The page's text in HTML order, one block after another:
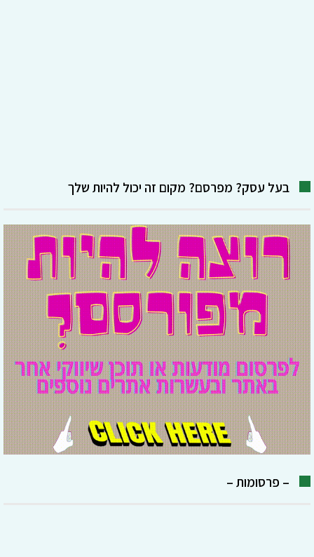
בעל עסק? מפרסם? מקום זה יכול להיות שלך
– פרסומות –